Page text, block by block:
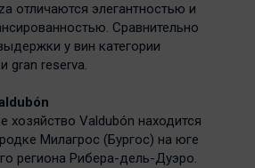
отличаются элегантностью и
Сравнительно
у вин категории
gran reserva.
хозяйство Valdubón находится
Милагрос (Бургос) на юге
региона Рибера-дель-Дуэро.